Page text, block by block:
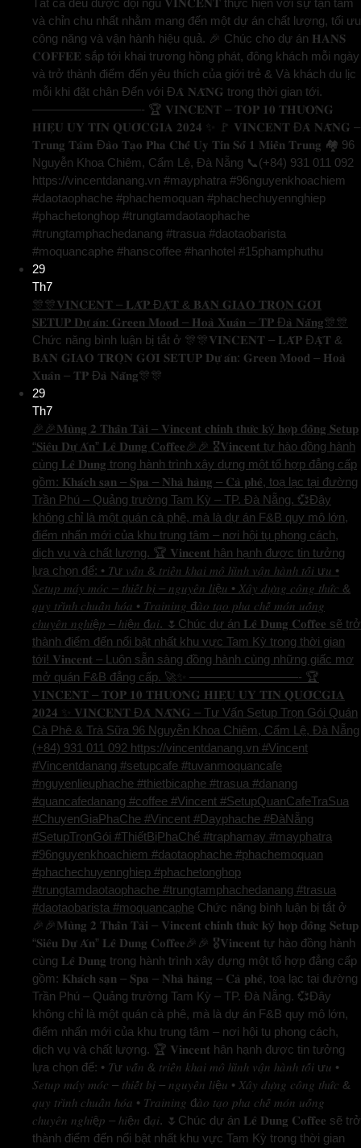
Tất cả đều được đội ngũ 𝐕𝐈𝐍𝐂𝐄𝐍𝐓 thực hiện với sự tận tâm
và chỉn chu nhất nhằm mang đến một dự án chất lượng, tối ưu
công năng và vận hành hiệu quả. 🎉 Chúc cho dự án 𝐇𝐀𝐍𝐒
𝐂𝐎𝐅𝐅𝐄𝐄 sắp tới khai trương hồng phát, đông khách mỗi ngày
và trở thành điểm đến yêu thích của giới trẻ & Và khách du lịc
mỗi khi đặt chân Đến với Đ𝐀̀ 𝐍𝐀̆̃𝐍𝐆 trong thời gian tới.
—————————- 🏆 𝐕𝐈𝐍𝐂𝐄𝐍𝐓 – 𝐓𝐎𝐏 𝟏𝟎 𝐓𝐇𝐔̛𝐎̛𝐍𝐆
𝐇𝐈𝐄̣̂𝐔 𝐔𝐘 𝐓𝐈́𝐍 𝐐𝐔𝐎̂́𝐂𝐆𝐈𝐀 𝟐𝟎𝟐𝟒 ✨ 🚩 𝐕𝐈𝐍𝐂𝐄𝐍𝐓 Đ𝐀̀ 𝐍𝐀̆̃𝐍𝐆 –
𝐓𝐫𝐮𝐧𝐠 𝐓𝐚̂𝐦 Đ𝐚̀𝐨 𝐓𝐚̣𝐨 𝐏𝐡𝐚 𝐂𝐡𝐞̂́ 𝐔𝐲 𝐓𝐢́𝐧 𝐒𝐨̂́ 𝟏 𝐌𝐢𝐞̂̀𝐧 𝐓𝐫𝐮𝐧𝐠 🏘️ 96
Nguyễn Khoa Chiêm, Cẩm Lệ, Đà Nẵng 📞(+84) 931 011 092
https://vincentdanang.vn #mayphatra #96nguyenkhoachiem
#daotaophache #phachemoquan #phachechuyennghiep
#phachetonghop #trungtamdaotaophache
#trungtamphachedanang #trasua #daotaobarista
#moquancaphe #hanscoffee #hanhotel #15phamphuthu
29
Th7
🎊🎊𝐕𝐈𝐍𝐂𝐄𝐍𝐓 – 𝐋𝐀̆́𝐏 Đ𝐀̣̆𝐓 & 𝐁𝐀̀𝐍 𝐆𝐈𝐀𝐎 𝐓𝐑𝐎̣𝐍 𝐆𝐎́𝐈
𝐒𝐄𝐓𝐔𝐏 𝐃𝐮̛̣ 𝐚́𝐧: 𝐆𝐫𝐞𝐞𝐧 𝐌𝐨𝐨𝐝 – 𝐇𝐨𝐚̀ 𝐗𝐮𝐚̂𝐧 – 𝐓𝐏 Đ𝐚̀ 𝐍𝐚̆̃𝐧𝐠🎊🎊
Chức năng bình luận bị tắt ở 🎊🎊𝐕𝐈𝐍𝐂𝐄𝐍𝐓 – 𝐋𝐀̆́𝐏 Đ𝐀̣̆𝐓 &
𝐁𝐀̀𝐍 𝐆𝐈𝐀𝐎 𝐓𝐑𝐎̣𝐍 𝐆𝐎́𝐈 𝐒𝐄𝐓𝐔𝐏 𝐃𝐮̛̣ 𝐚́𝐧: 𝐆𝐫𝐞𝐞𝐧 𝐌𝐨𝐨𝐝 – 𝐇𝐨𝐚̀
𝐗𝐮𝐚̂𝐧 – 𝐓𝐏 Đ𝐚̀ 𝐍𝐚̆̃𝐧𝐠🎊🎊
29
Th7
🎉🎉𝐌𝐮̀𝐧𝐠 𝟐 𝐓𝐡𝐚̂̀𝐧 𝐓𝐚̀𝐢 – 𝐕𝐢𝐧𝐜𝐞𝐧𝐭 𝐜𝐡𝐢́𝐧𝐡 𝐭𝐡𝐮̛́𝐜 𝐤ý 𝐡𝐨̛̣𝐩 đ𝐨̂̀𝐧𝐠 𝐒𝐞𝐭𝐮𝐩
“𝐒𝐢𝐞̂𝐮 𝐃𝐮̛̣ 𝐀́𝐧” 𝐋𝐞̂ 𝐃𝐮𝐧𝐠 𝐂𝐨𝐟𝐟𝐞𝐞🎉🎉 🎖️𝐕𝐢𝐧𝐜𝐞𝐧𝐭 tự hào đồng hành
cùng 𝐋𝐞̂ 𝐃𝐮𝐧𝐠 trong hành trình xây dựng một tổ hợp đẳng cấp
gồm: 𝐊𝐡𝐚́𝐜𝐡 𝐬𝐚̣𝐧 – 𝐒𝐩𝐚 – 𝐍𝐡𝐚̀ 𝐡𝐚̀𝐧𝐠 – 𝐂𝐚̀ 𝐩𝐡𝐞̂, toạ lạc tại đường
Trần Phú – Quảng trường Tam Kỳ – TP. Đà Nẵng. 💞Đây
không chỉ là một quán cà phê, mà là dự án F&B quy mô lớn,
điểm nhấn mới của khu trung tâm – nơi hội tụ phong cách,
dịch vụ và chất lượng. 🏆 𝐕𝐢𝐧𝐜𝐞𝐧𝐭 hân hạnh được tin tưởng
lựa chọn để: • 𝑇ư 𝑣𝑎̂́𝑛 & 𝑡𝑟𝑖𝑒̂̉𝑛 𝑘ℎ𝑎𝑖 𝑚𝑜̂ ℎ𝑖̀𝑛ℎ 𝑣𝑎̣̂𝑛 ℎ𝑎̀𝑛ℎ 𝑡𝑜̂́𝑖 ư𝑢 •
𝑆𝑒𝑡𝑢𝑝 𝑚𝑎́𝑦 𝑚𝑜́𝑐 – 𝑡ℎ𝑖𝑒̂́𝑡 𝑏𝑖̣ – 𝑛𝑔𝑢𝑦𝑒̂𝑛 𝑙𝑖ệ𝑢 • 𝑋𝑎̂𝑦 𝑑𝑢̛̣𝑛𝑔 𝑐𝑜̂𝑛𝑔 𝑡ℎ𝑢̛́𝑐 &
𝑞𝑢𝑦 𝑡𝑟𝑖̀𝑛ℎ 𝑐ℎ𝑢𝑎̂̉𝑛 ℎ𝑜́𝑎 • 𝑇𝑟𝑎𝑖𝑛𝑖𝑛𝑔 đ𝑎̀𝑜 𝑡𝑎̣𝑜 𝑝ℎ𝑎 𝑐ℎ𝑒̂́ 𝑚𝑜́𝑛 𝑢𝑜̂́𝑛𝑔
𝑐ℎ𝑢𝑦𝑒̂𝑛 𝑛𝑔ℎ𝑖ệ𝑝 – ℎ𝑖ệ𝑛 đ𝑎̣𝑖. 🌷Chúc dự án 𝐋𝐞̂ 𝐃𝐮𝐧𝐠 𝐂𝐨𝐟𝐟𝐞𝐞 sẽ trở
thành điểm đến nổi bật nhất khu vực Tam Kỳ trong thời gian
tới! 𝐕𝐢𝐧𝐜𝐞𝐧𝐭 – Luôn sẵn sàng đồng hành cùng những giấc mơ
mở quán F&B đẳng cấp. 🚀✨ —————————- 🏆
𝐕𝐈𝐍𝐂𝐄𝐍𝐓 – 𝐓𝐎𝐏 𝟏𝟎 𝐓𝐇𝐔̛𝐎̛𝐍𝐆 𝐇𝐈𝐄̣̂𝐔 𝐔𝐘 𝐓𝐈́𝐍 𝐐𝐔𝐎̂́𝐂𝐆𝐈𝐀
𝟐𝟎𝟐𝟒 ✨ 𝐕𝐈𝐍𝐂𝐄𝐍𝐓 Đ𝐀̀ 𝐍𝐀̆̃𝐍𝐆 – Tư Vấn Setup Trọn Gói Quán
Cà Phê & Trà Sữa 96 Nguyễn Khoa Chiêm, Cẩm Lệ, Đà Nẵng
(+84) 931 011 092 https://vincentdanang.vn #Vincent
#Vincentdanang #setupcafe #tuvanmoquancafe
#nguyenlieuphache #thietbicaphe #trasua #danang
#quancafedanang #coffee #Vincent #SetupQuanCafeTraSua
#ChuyenGiaPhaChe #Vincent #Dayphache #ĐàNẵng
#SetupTrọnGói #ThiếtBịPhaChế #traphamay #mayphatra
#96nguyenkhoachiem #daotaophache #phachemoquan
#phachechuyennghiep #phachetonghop
#trungtamdaotaophache #trungtamphachedanang #trasua
#daotaobarista #moquancaphe Chức năng bình luận bị tắt ở
🎉🎉𝐌𝐮̀𝐧𝐠 𝟐 𝐓𝐡𝐚̂̀𝐧 𝐓𝐚̀𝐢 – 𝐕𝐢𝐧𝐜𝐞𝐧𝐭 𝐜𝐡𝐢́𝐧𝐡 𝐭𝐡𝐮̛́𝐜 𝐤ý 𝐡𝐨̛̣𝐩 đ𝐨̂̀𝐧𝐠 𝐒𝐞𝐭𝐮𝐩
“𝐒𝐢𝐞̂𝐮 𝐃𝐮̛̣ 𝐀́𝐧” 𝐋𝐞̂ 𝐃𝐮𝐧𝐠 𝐂𝐨𝐟𝐟𝐞𝐞🎉🎉 🎖️𝐕𝐢𝐧𝐜𝐞𝐧𝐭 tự hào đồng hành
cùng 𝐋𝐞̂ 𝐃𝐮𝐧𝐠 trong hành trình xây dựng một tổ hợp đẳng cấp
gồm: 𝐊𝐡𝐚́𝐜𝐡 𝐬𝐚̣𝐧 – 𝐒𝐩𝐚 – 𝐍𝐡𝐚̀ 𝐡𝐚̀𝐧𝐠 – 𝐂𝐚̀ 𝐩𝐡𝐞̂, toạ lạc tại đường
Trần Phú – Quảng trường Tam Kỳ – TP. Đà Nẵng. 💞Đây
không chỉ là một quán cà phê, mà là dự án F&B quy mô lớn,
điểm nhấn mới của khu trung tâm – nơi hội tụ phong cách,
dịch vụ và chất lượng. 🏆 𝐕𝐢𝐧𝐜𝐞𝐧𝐭 hân hạnh được tin tưởng
lựa chọn để: • 𝑇ư 𝑣𝑎̂́𝑛 & 𝑡𝑟𝑖𝑒̂̉𝑛 𝑘ℎ𝑎𝑖 𝑚𝑜̂ ℎ𝑖̀𝑛ℎ 𝑣𝑎̣̂𝑛 ℎ𝑎̀𝑛ℎ 𝑡𝑜̂́𝑖 ư𝑢 •
𝑆𝑒𝑡𝑢𝑝 𝑚𝑎́𝑦 𝑚𝑜́𝑐 – 𝑡ℎ𝑖𝑒̂́𝑡 𝑏𝑖̣ – 𝑛𝑔𝑢𝑦𝑒̂𝑛 𝑙𝑖ệ𝑢 • 𝑋𝑎̂𝑦 𝑑𝑢̛̣𝑛𝑔 𝑐𝑜̂𝑛𝑔 𝑡ℎ𝑢̛́𝑐 &
𝑞𝑢𝑦 𝑡𝑟𝑖̀𝑛ℎ 𝑐ℎ𝑢𝑎̂̉𝑛 ℎ𝑜́𝑎 • 𝑇𝑟𝑎𝑖𝑛𝑖𝑛𝑔 đ𝑎̀𝑜 𝑡𝑎̣𝑜 𝑝ℎ𝑎 𝑐ℎ𝑒̂́ 𝑚𝑜́𝑛 𝑢𝑜̂́𝑛𝑔
𝑐ℎ𝑢𝑦𝑒̂𝑛 𝑛𝑔ℎ𝑖ệ𝑝 – ℎ𝑖ệ𝑛 đ𝑎̣𝑖. 🌷Chúc dự án 𝐋𝐞̂ 𝐃𝐮𝐧𝐠 𝐂𝐨𝐟𝐟𝐞𝐞 sẽ trở
thành điểm đến nổi bật nhất khu vực Tam Kỳ trong thời gian